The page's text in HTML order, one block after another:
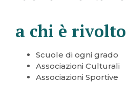
a chi è rivolto
Scuole di ogni grado
Associazioni Culturali
Associazioni Sportive